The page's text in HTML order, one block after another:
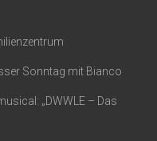
Sonntag mit Bianco
„DWWLE – Das